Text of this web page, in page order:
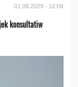
01.08.2026 - 12:04
konsultatiw